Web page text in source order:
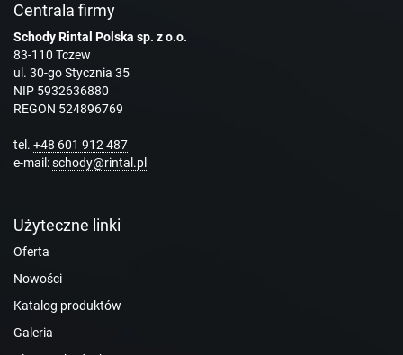
Centrala firmy
Schody Rintal Polska sp. z o.o.
83-110 Tczew
ul. 30-go Stycznia 35
NIP 5932636880
REGON 524896769
tel. +48 601 912 487
e-mail:schody@rintal.pl
Użyteczne linki
Oferta
Nowości
Katalog produktów
Galeria